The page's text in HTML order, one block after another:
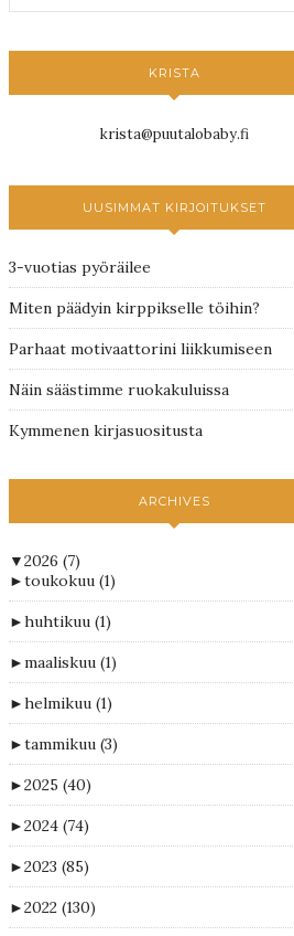
KRISTA
krista@puutalobaby.fi
UUSIMMAT KIRJOITUKSET
3-vuotias pyöräilee
Miten päädyin kirppikselle töihin?
Parhaat motivaattorini liikkumiseen
Näin säästimme ruokakuluissa
Kymmenen kirjasuositusta
ARCHIVES
▼2026 (7)
►toukokuu (1)
►huhtikuu (1)
►maaliskuu (1)
►helmikuu (1)
►tammikuu (3)
►2025 (40)
►2024 (74)
►2023 (85)
►2022 (130)